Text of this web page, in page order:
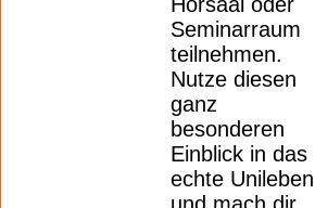
Seminarraum
teilnehmen.
Nutze diesen
ganz
besonderen
Einblick in das
echte Unileben
und mach dir